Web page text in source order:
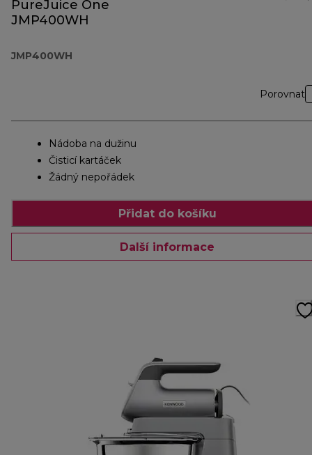
PureJuice One
JMP400WH
JMP400WH
Porovnat
Nádoba na dužinu
Čisticí kartáček
Žádný nepořádek
Přidat do košíku
Další informace